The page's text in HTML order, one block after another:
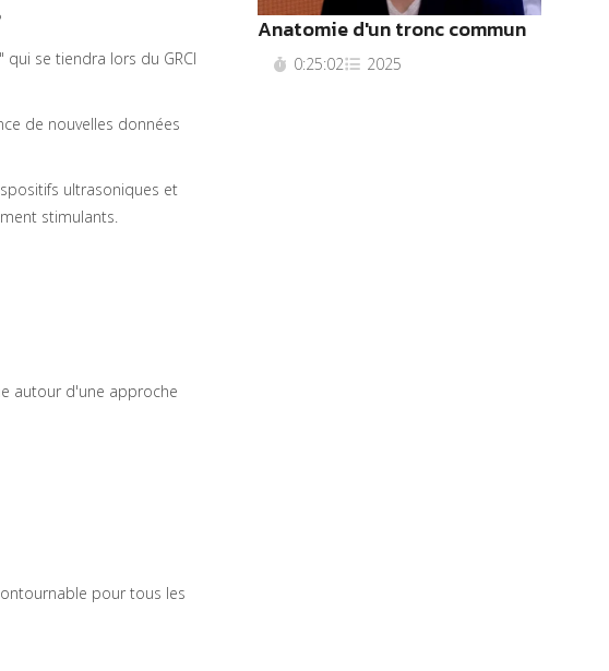
se tiendra lors du GRCI
de nouvelles données
ultrasoniques et
stimulants.
autour d'une approche
pour tous les
Anatomie d'un tronc commun
0:25:02 2025